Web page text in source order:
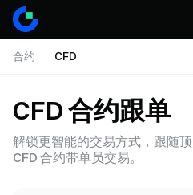
合约 CFD
CFD 合约跟单
解锁更智能的交易方式，跟随
CFD 合约带单员交易。